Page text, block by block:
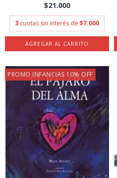
$21.000
3 cuotas sin interés de $7.000
PROMO INFANCIAS 10% OFF